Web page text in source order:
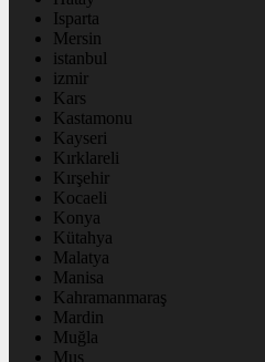
Isparta
Mersin
istanbul
izmir
Kars
Kastamonu
Kayseri
Kırklareli
Kırşehir
Kocaeli
Konya
Kütahya
Malatya
Manisa
Kahramanmaraş
Mardin
Muğla
Muş